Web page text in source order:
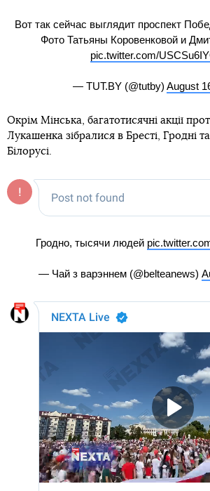
Вот так сейчас выглядит проспект
Фото Татьяны Коровенковой и
pic.twitter.com/
— TUT.BY (@tutby) August
Окрім Мінська, багатотисячні акції
Лукашенка зібралися в Бресті, Гродні
Білорусі.
Гродно, тысячи людей
— Чай з варэннем (@belteanews)